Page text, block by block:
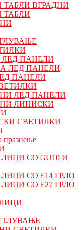
ТАБЛИ ВГРАДНИ
ТАБЛИ
ЛЕД ПАНЕЛИ
ЛЕД ПАНЕЛИ
ПАНЕЛИ
ЛЕД ПАНЕЛИ
ЛИНИСКИ
СВЕТИЛКИ
празнење
СО GU10 И
СО Е14 ГРЛО
СО Е27 ГРЛО